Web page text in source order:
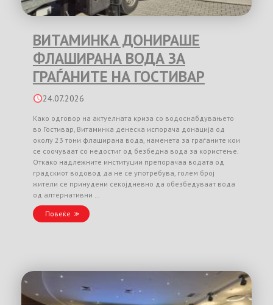
ВИТАМИНКА ДОНИРАШЕ
ФЛАШИРАНА ВОДА ЗА
ГРАЃАНИТЕ НА ГОСТИВАР
24.07.2026
Како одговор на актуелната криза со водоснабдувањето
во Гостивар, Витаминка денеска испорача донација од
околу 23 тони флаширана вода, наменета за граѓаните кои
се соочуваат со недостиг од безбедна вода за користење.
Откако надлежните институции препорачаа водата од
градскиот водовод да не се употребува, голем број
жители се принудени секојдневно да обезбедуваат вода
од алтернативни …
Повеќе